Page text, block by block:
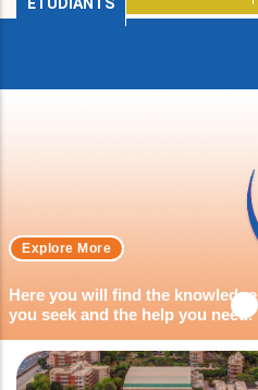
Here you will find the knowledge
you seek and the help you need.
Explore More